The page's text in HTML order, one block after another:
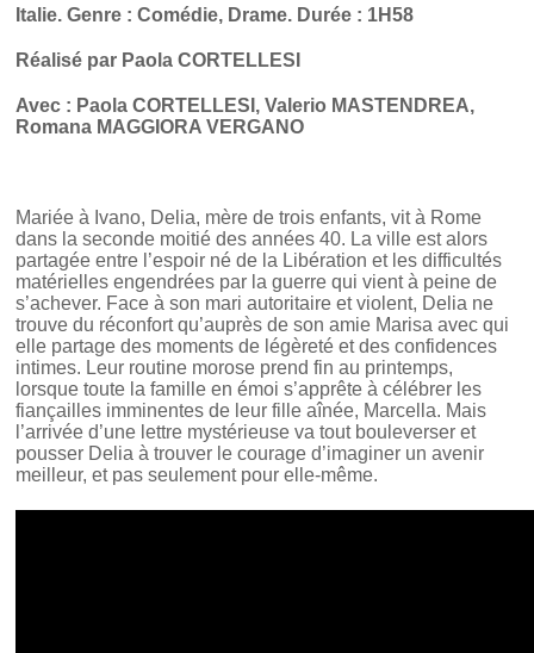
Italie. Genre : Comédie, Drame. Durée : 1H58
Réalisé par Paola CORTELLESI
Avec : Paola CORTELLESI, Valerio MASTENDREA,
Romana MAGGIORA VERGANO
Mariée à Ivano, Delia, mère de trois enfants, vit à Rome
dans la seconde moitié des années 40. La ville est alors
partagée entre l’espoir né de la Libération et les difficultés
matérielles engendrées par la guerre qui vient à peine de
s’achever. Face à son mari autoritaire et violent, Delia ne
trouve du réconfort qu’auprès de son amie Marisa avec qui
elle partage des moments de légèreté et des confidences
intimes. Leur routine morose prend fin au printemps,
lorsque toute la famille en émoi s’apprête à célébrer les
fiançailles imminentes de leur fille aînée, Marcella. Mais
l’arrivée d’une lettre mystérieuse va tout bouleverser et
pousser Delia à trouver le courage d’imaginer un avenir
meilleur, et pas seulement pour elle-même.